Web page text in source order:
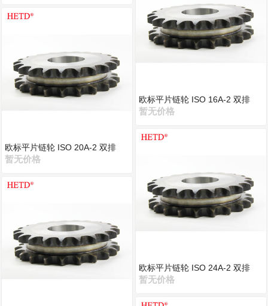
欧标平片链轮 ISO 20A-2 双排
暂无价格
欧标平片链轮 ISO 16A-2 双排
暂无价格
欧标平片链轮 ISO 24A-2 双排
暂无价格